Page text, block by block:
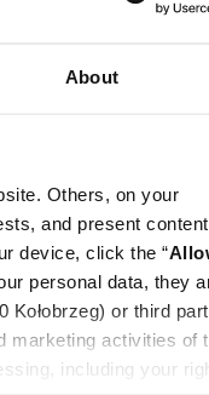
About
Others, on your
and present
device, click the “
personal data, they
or third
marketing activities of
including your